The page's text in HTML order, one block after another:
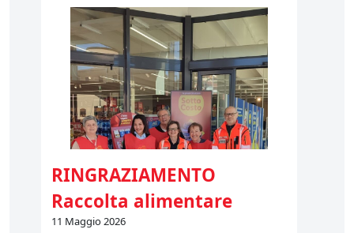
RINGRAZIAMENTO
Raccolta alimentare
11 Maggio 2026